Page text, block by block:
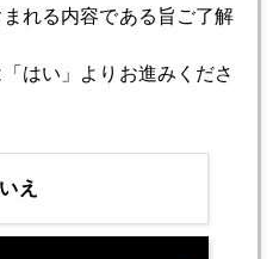
な変化なし
はＡＩバブル
れる内容である旨ご了解
はい」よりお進みくださ
え